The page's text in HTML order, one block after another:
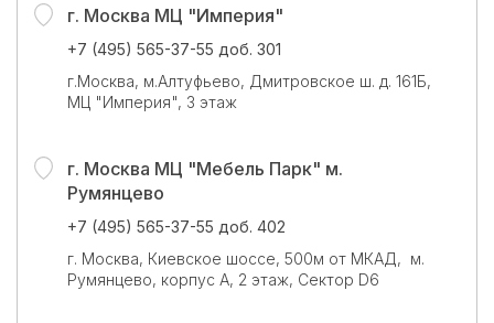
г. Москва МЦ "Империя"
+7 (495) 565-37-55 доб. 301
г.Москва, м.Алтуфьево, Дмитровское ш. д. 161Б,
МЦ "Империя", 3 этаж
г. Москва МЦ "Мебель Парк" м.
Румянцево
+7 (495) 565-37-55 доб. 402
г. Москва, Киевское шоссе, 500м от МКАД, м.
Румянцево, корпус А, 2 этаж, Сектор D6